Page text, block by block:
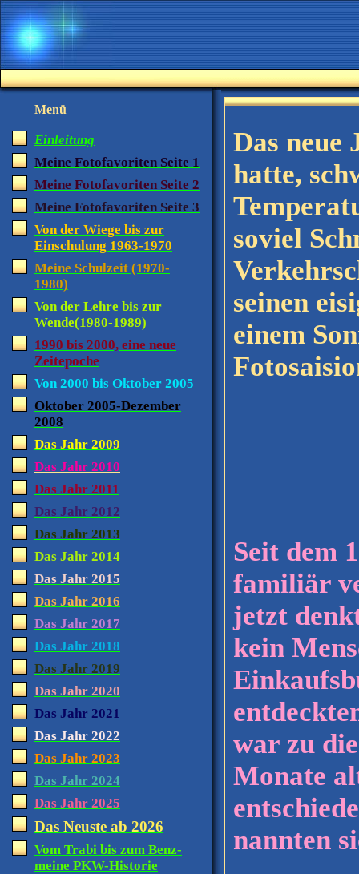
Menü
Einleitung
Meine Fotofavoriten Seite 1
Meine Fotofavoriten Seite 2
Meine Fotofavoriten Seite 3
Von der Wiege bis zur
Einschulung 1963-1970
Meine Schulzeit (1970-
1980)
Von der Lehre bis zur
Wende(1980-1989)
1990 bis 2000, eine neue
Zeitepoche
Von 2000 bis Oktober 2005
Oktober 2005-Dezember
2008
Das Jahr 2009
Das Jahr 2010
Das Jahr 2011
Das Jahr 2012
Das Jahr 2013
Das Jahr 2014
Das Jahr 2015
Das Jahr 2016
Das Jahr 2017
Das Jahr 2018
Das Jahr 2019
Das Jahr 2020
Das Jahr 2021
Das Jahr 2022
Das Jahr 2023
Das Jahr 2024
Das Jahr 2025
Das Neuste ab 2026
Vom Trabi bis zum Benz-
meine PKW-Historie
Das neue
hatte,
soviel
seinen
einem
Seit dem
familiär
jetzt
kein
war zu
Monate
nannten